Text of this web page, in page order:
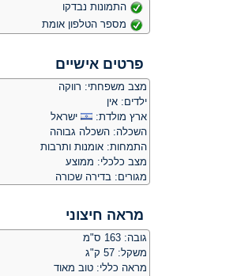
התמונות נבדקו
מספר הטלפון אומת
פרטים אישיים
מצב משפחתי: רווקה
ילדים: אין
ארץ מולדת:
ישראל
השכלה: השכלה גבוהה
התמחות: אומנות ותרבות
מצב כלכלי: ממוצע
מגורים: בדירה שכורה
מראה חיצוני
גובה: 163 ס"מ
משקל: 57 ק"ג
מראה כללי: טוב מאוד